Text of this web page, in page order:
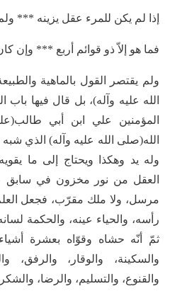
إذا لم يكن للمرء عقل يزينه ***
فما هو إلاّ ذو قوائم أربع *** وإن
ولم يقتصر القول بالماهية
الله عليه وآله)، بل قال فيها باب
المؤمنين علي ابن أبي
الله(صلى الله عليه وآله) الذي
وله يد وهكذا ويحتاج إلى ما
العقل من نور مخزون في سابق
مرسل، ولا ملك مقرّب، فجعل
رأسه، والحياء عينه، والحكمة
ثمّ أنّه حشاه وقوّاه بعشرة أشياء:
والسكينة، والوقار، والرفق،
والقنوع، والتسليم، والرضا،